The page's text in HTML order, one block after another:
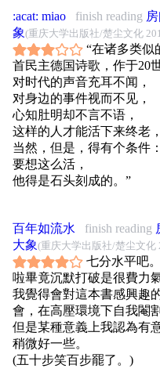
:acat: miao finish reading
象(重庆大学出版社/楚尘文化
“在诸多类似
首民主德国诗歌，作于20
对时代的声音充耳不闻，
对身边的事件视而不见，
心知肚明却不言不语，
这样的人才能活下来终老，
当然，但是，得有个条件：
要想这么活，
他得是石头刻成的。”
百年如流水 finish reading
大象(重庆大学出版社/楚尘文化
七分水平吧
啦畢竟沉默打破是很費力
我覺得會對這本書感興趣
會，在高壓環境下自我閹
但是某種意義上我認為有
稍微好一些。
(五十步笑百步罷了。)